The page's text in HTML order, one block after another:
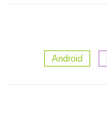
Android